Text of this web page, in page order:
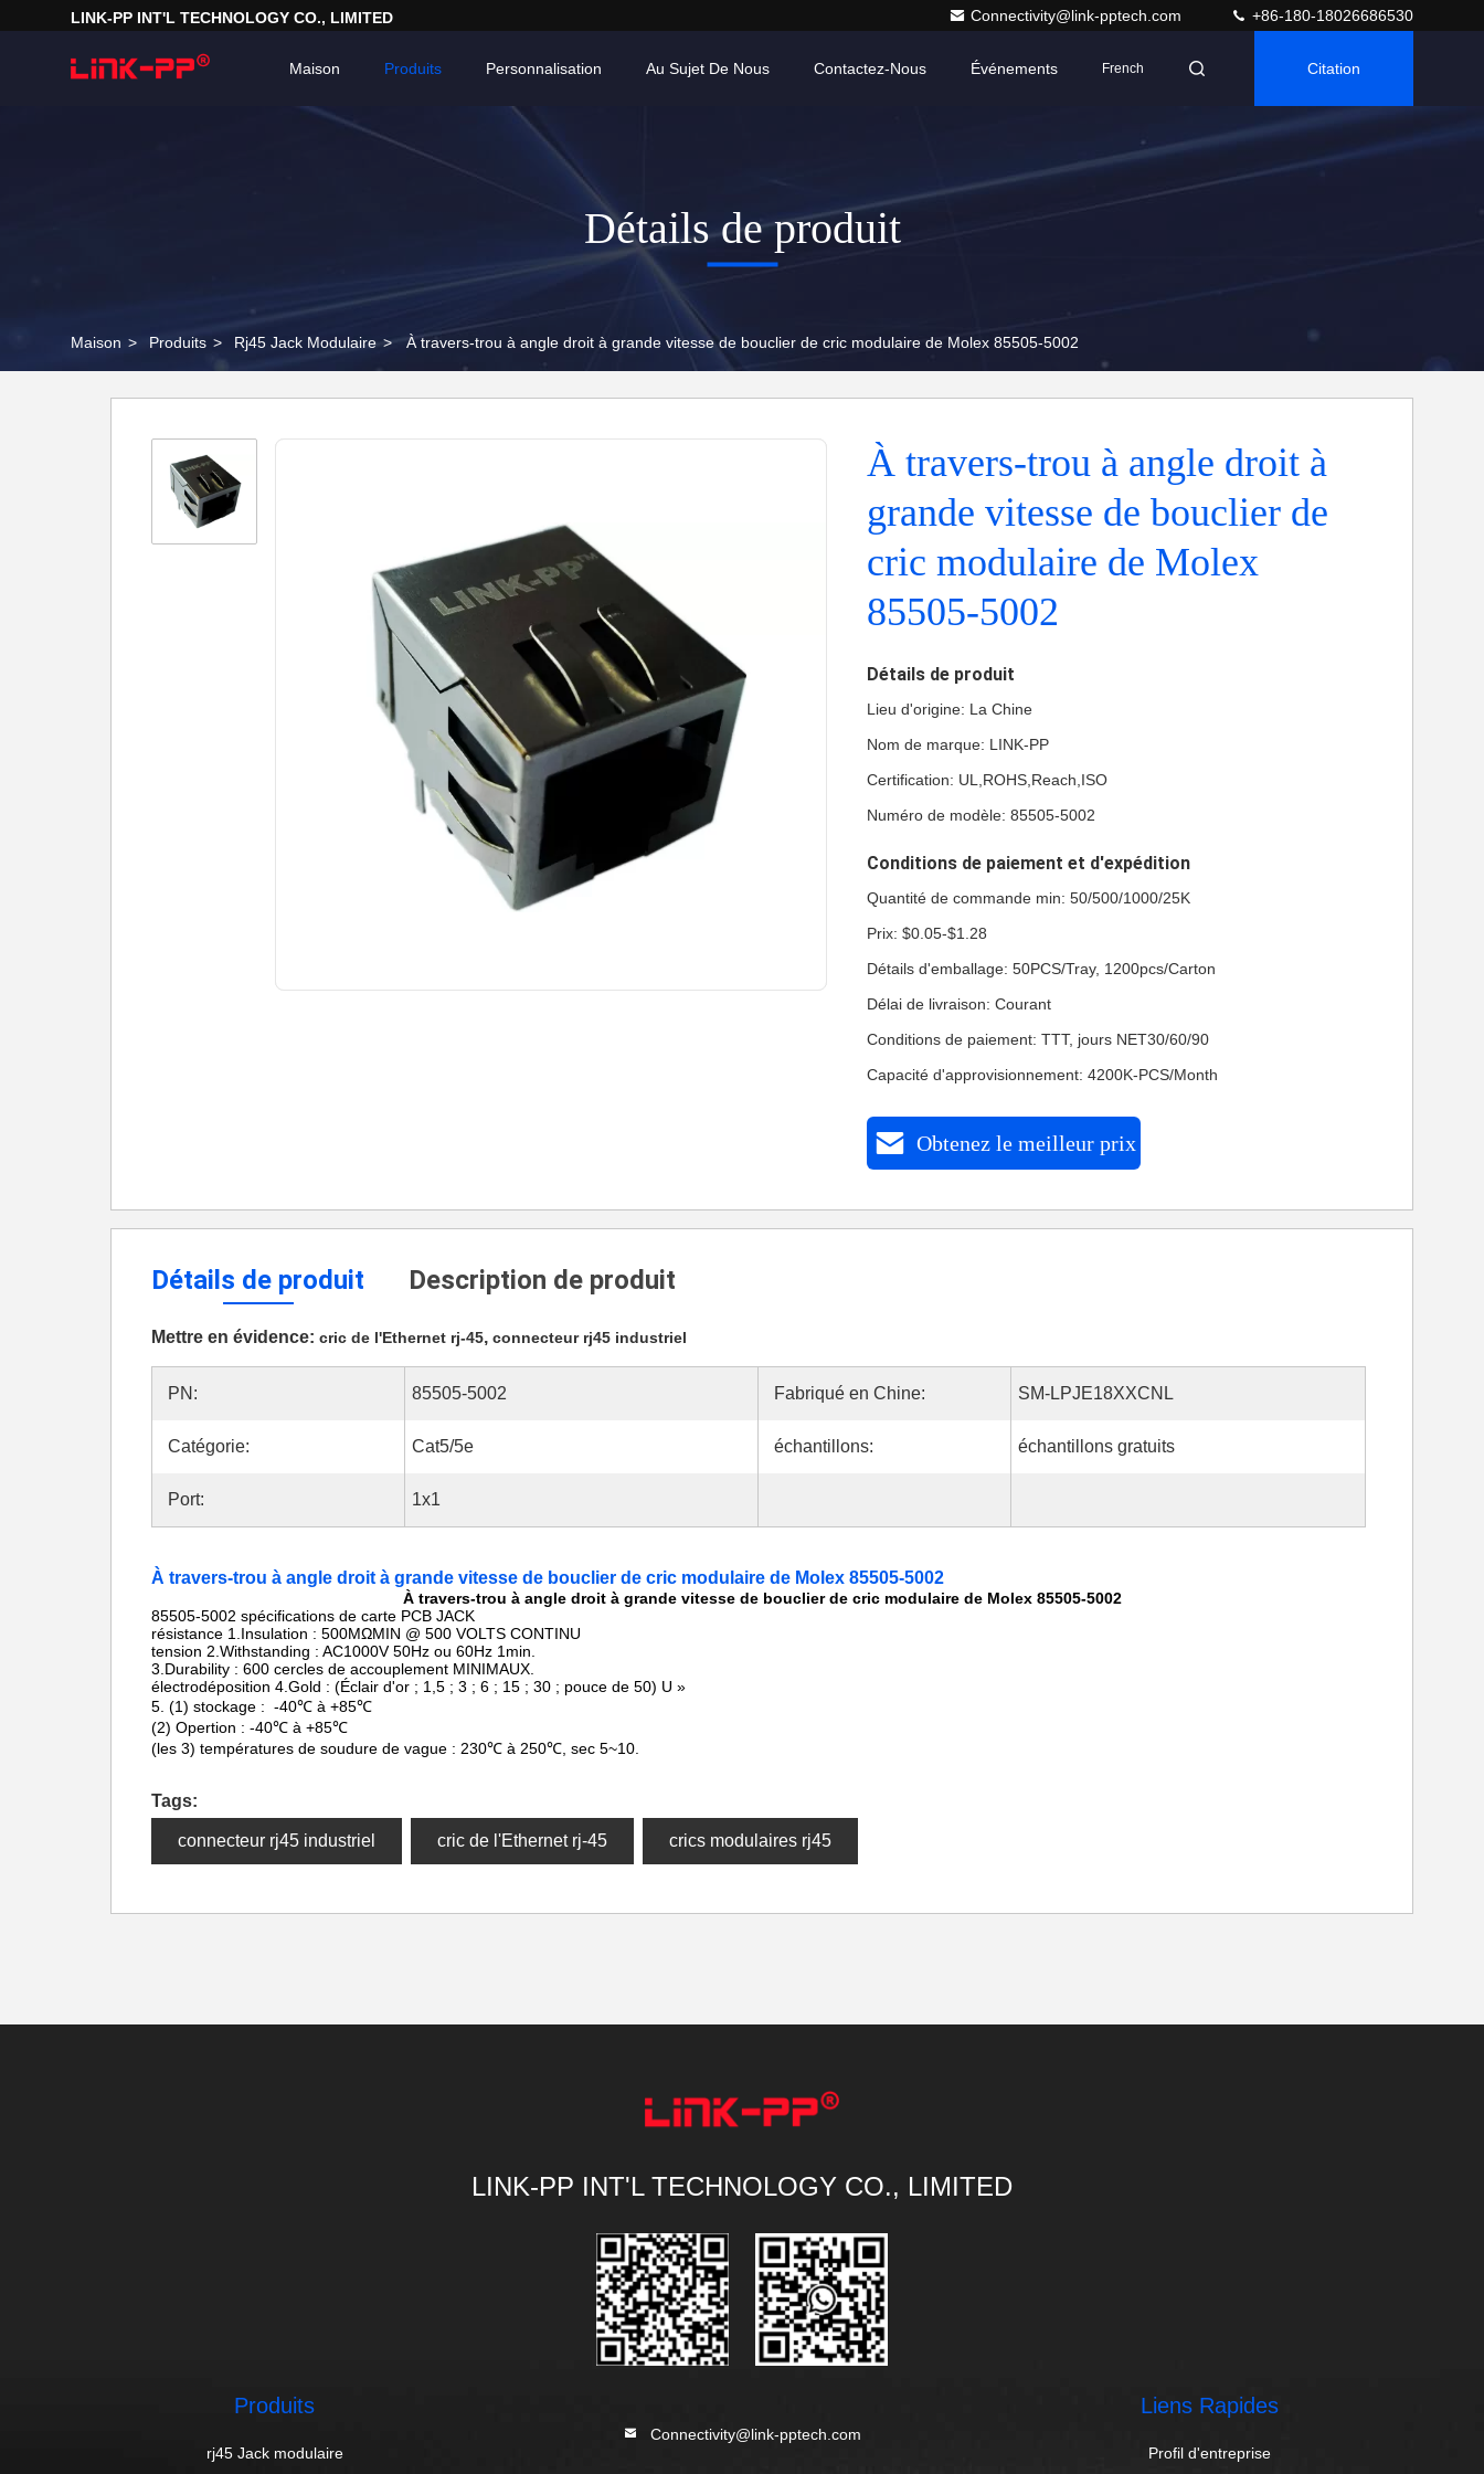
LINK-PP INT'L TECHNOLOGY CO., LIMITED Connectivity@link-pptech.com +86-180-18026686530
Maison Produits Au Sujet De Nous Contactez-Nous Événements
Personnalisation French Citation
Détails de produit
Maison > Produits > Rj45 Jack Modulaire > À travers-trou à angle droit à grande vitesse de bouclier de cric modulaire de Molex 85505-5002
À travers-trou à angle droit à
grande vitesse de bouclier de
cric modulaire de Molex
85505-5002
Détails de produit
Lieu d'origine: La Chine
Nom de marque: LINK-PP
Certification: UL,ROHS,Reach,ISO
Numéro de modèle: 85505-5002
Conditions de paiement et d'expédition
Quantité de commande min: 50/500/1000/25K
Prix: $0.05-$1.28
Détails d'emballage: 50PCS/Tray, 1200pcs/Carton
Délai de livraison: Courant
Conditions de paiement: TTT, jours NET30/60/90
Capacité d'approvisionnement: 4200K-PCS/Month
Obtenez le meilleur prix
Détails de produit Description de produit
Mettre en évidence: cric de l'Ethernet rj-45, connecteur rj45 industriel
PN: 85505-5002 Fabriqué en Chine: SM-LPJE18XXCNL
Catégorie: Cat5/5e échantillons: échantillons gratuits
Port: 1x1
À travers-trou à angle droit à grande vitesse de bouclier de cric modulaire de Molex 85505-5002
À travers-trou à angle droit à grande vitesse de bouclier de cric modulaire de Molex 85505-5002
85505-5002 spécifications de carte PCB JACK
résistance 1.Insulation : 500MΩMIN @ 500 VOLTS CONTINU
tension 2.Withstanding : AC1000V 50Hz ou 60Hz 1min.
3.Durability : 600 cercles de accouplement MINIMAUX.
électrodéposition 4.Gold : (Éclair d'or ; 1,5 ; 3 ; 6 ; 15 ; 30 ; pouce de 50) U »
5. (1) stockage : -40℃ à +85℃
(2) Opertion : -40℃ à +85℃
(les 3) températures de soudure de vague : 230℃ à 250℃, sec 5~10.
Tags:
connecteur rj45 industriel cric de l'Ethernet rj-45 crics modulaires rj45
LINK-PP INT'L TECHNOLOGY CO., LIMITED
Produits
rj45 Jack modulaire
Connectivity@link-pptech.com
Liens Rapides
Profil d'entreprise